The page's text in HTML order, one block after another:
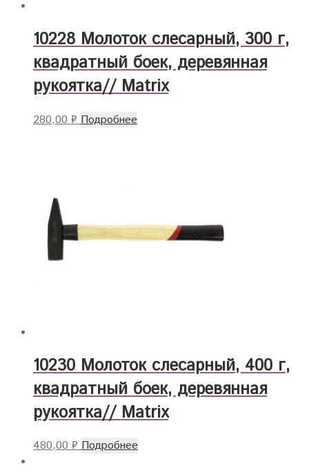
10228 Молоток слесарный, 300 г,
квадратный боек, деревянная
рукоятка// Matrix
280,00₽ Подробнее
10230 Молоток слесарный, 400 г,
квадратный боек, деревянная
рукоятка// Matrix
480,00₽ Подробнее